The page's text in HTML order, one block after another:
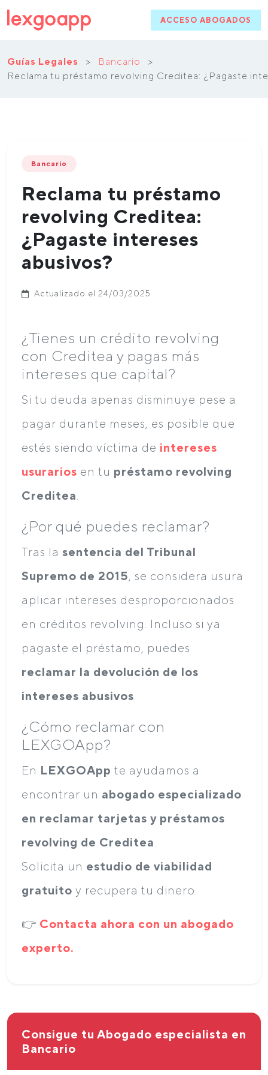
ACCESO ABOGADOS
Guías Legales > Bancario
>
Reclama tu préstamo revolving Creditea: ¿Pagaste
Bancario
Reclama tu préstamo
revolving Creditea:
¿Pagaste intereses
abusivos?
Actualizado el 24/03/2025
¿Tienes un crédito revolving
con Creditea y pagas más
intereses que capital?
Si tu deuda apenas disminuye pese a
pagar durante meses, es posible que
estés siendo víctima de intereses
usurarios en tu préstamo revolving
Creditea
¿Por qué puedes reclamar?
Tras la sentencia del Tribunal
Supremo de 2015 , se considera usura
aplicar intereses desproporcionados
en créditos revolving. Incluso si ya
pagaste el préstamo, puedes
reclamar la devolución de los
intereses abusivos
¿Cómo reclamar con
LEXGOApp?
En LEXGOApp te ayudamos a
encontrar un abogado especializado
en reclamar tarjetas y préstamos
revolving de Creditea
Solicita un estudio de viabilidad
gratuito y recupera tu dinero.
👉 Contacta ahora con un abogado
experto.
Consigue tu Abogado especialista en
Bancario